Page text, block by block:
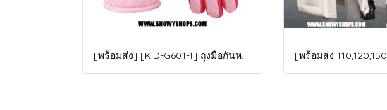
[พร้อมส่ง] [KID-G601-1] ถุงมือกันหนาวเด็กสีชมพูอ่อน ซับขนด้านใน ใส่กันหนาวเล่นหิมะได้ (เหมาะสำหรับเด็ก 3-5ขวบ)